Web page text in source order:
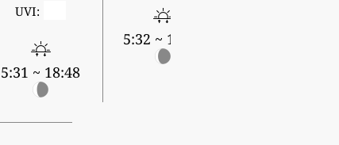
UVI:
5:31 ~ 18:48
5:32 ~ 18:47